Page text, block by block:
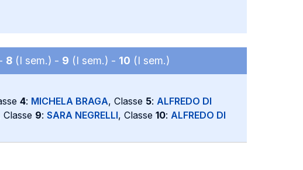
8 (I sem.) - 9 (I sem.) - 10 (I sem.)
4: MICHELA BRAGA, Classe 5: ALFREDO DI
Classe 9: SARA NEGRELLI, Classe 10: ALFREDO DI